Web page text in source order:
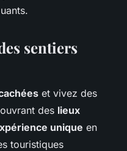
sentiers
et vivez des
des lieux
unique en
touristiques